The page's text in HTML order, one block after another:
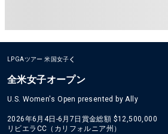
LPGAツアー 米国女子
全米女子オープン
U.S. Women's Open presented by Ally
2026年6月4日-6月7日 賞金総額 $12,500,000
リビエラCC（カリフォルニア州）